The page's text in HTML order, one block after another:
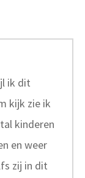
ik dit
kijk zie ik
kinderen
en weer
zij in dit